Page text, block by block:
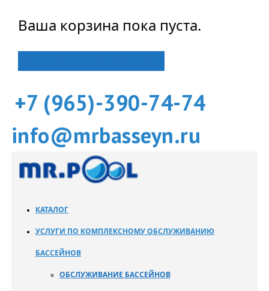
Ваша корзина пока пуста.
+7 (965)-390-74-74
info@mrbasseyn.ru
КАТАЛОГ
УСЛУГИ ПО КОМПЛЕКСНОМУ ОБСЛУЖИВАНИЮ
БАССЕЙНОВ
ОБСЛУЖИВАНИЕ БАССЕЙНОВ